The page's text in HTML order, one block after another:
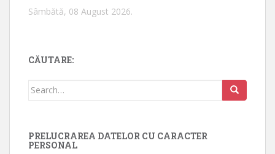
Sâmbătă, 08 August 2026.
CĂUTARE:
Search for:
PRELUCRAREA DATELOR CU CARACTER
PERSONAL